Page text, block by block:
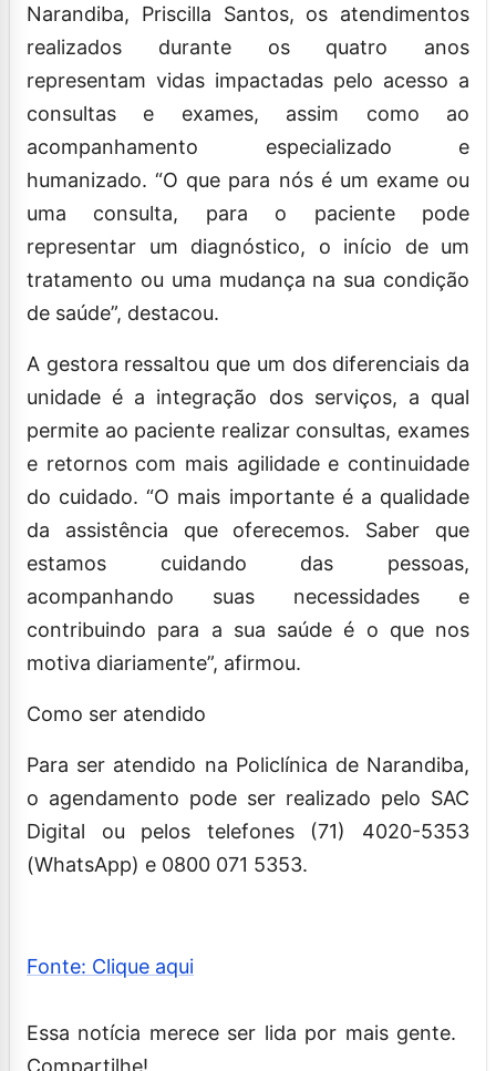
Narandiba, Priscilla Santos, os atendimentos
realizados durante os quatro anos
representam vidas impactadas pelo acesso a
consultas e exames, assim como ao
acompanhamento especializado e
humanizado. “O que para nós é um exame ou
uma consulta, para o paciente pode
representar um diagnóstico, o início de um
tratamento ou uma mudança na sua condição
de saúde”, destacou.
A gestora ressaltou que um dos diferenciais da
unidade é a integração dos serviços, a qual
permite ao paciente realizar consultas, exames
e retornos com mais agilidade e continuidade
do cuidado. “O mais importante é a qualidade
da assistência que oferecemos. Saber que
estamos cuidando das pessoas,
acompanhando suas necessidades e
contribuindo para a sua saúde é o que nos
motiva diariamente”, afirmou.
Como ser atendido
Para ser atendido na Policlínica de Narandiba,
o agendamento pode ser realizado pelo SAC
Digital ou pelos telefones (71) 4020-5353
(WhatsApp) e 0800 071 5353.
Fonte: Clique aqui
Essa notícia merece ser lida por mais gente.
Compartilhe!